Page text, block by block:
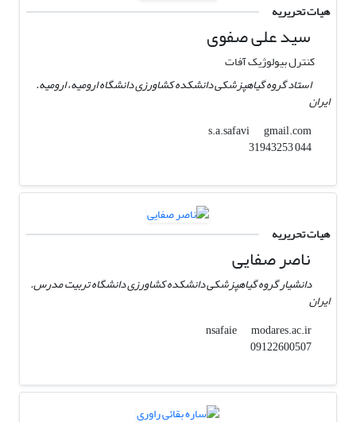
هیات تحریریه
سید علی صفوی
کنترل بیولوژیک آفات
استاد گروه گیاهپزشکی دانشکده کشاورزی دانشگاه ارومیه، ارومیه.
ایران
s.a.safavi
gmail.com
044 31943253
هیات تحریریه
ناصر صفایی
دانشیار گروه گیاهپزشکی دانشکده کشاورزی دانشگاه تربیت مدرس.
ایران
nsafaie
modares.ac.ir
09122600507